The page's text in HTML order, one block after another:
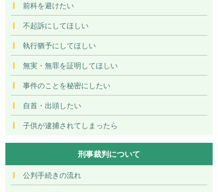
前科を避けたい
不起訴にしてほしい
執行猶予にしてほしい
無実・無罪を証明してほしい
事件のことを秘密にしたい
自首・出頭したい
子供が逮捕されてしまったら
刑事裁判について
公判手続きの流れ